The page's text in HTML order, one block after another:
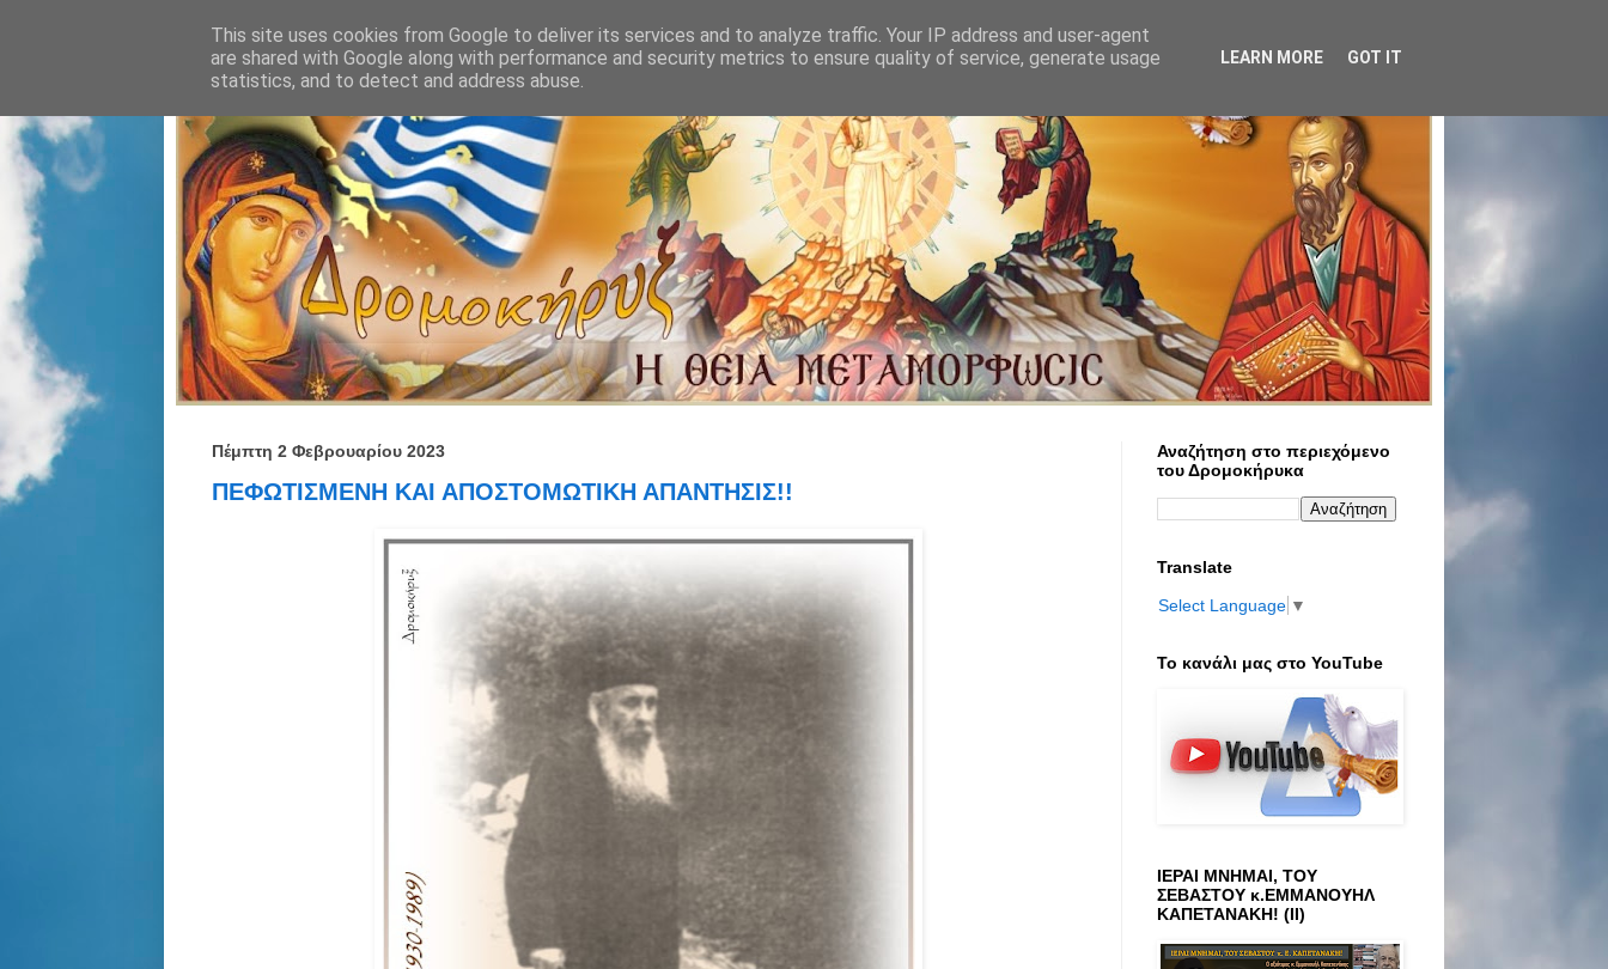
Πέμπτη 2 Φεβρουαρίου 2023
ΠΕΦΩΤΙΣΜΕΝΗ ΚΑΙ ΑΠΟΣΤΟΜΩΤΙΚΗ ΑΠΑΝΤΗΣΙΣ!!
Αναζήτηση στο περιεχόμενο
του Δρομοκήρυκα
Translate
Select Language ▼
Το κανάλι μας στο ΥοuTube
ΙΕΡΑΙ ΜΝΗΜΑΙ, ΤΟΥ
ΣΕΒΑΣΤΟΥ κ.ΕΜΜΑΝΟΥΗΛ
ΚΑΠΕΤΑΝΑΚΗ! (ΙΙ)
This site uses cookies from Google to deliver its services and to analyze traffic. Your IP address and user-agent
are shared with Google along with performance and security metrics to ensure quality of service, generate usage
statistics, and to detect and address abuse.
LEARN MORE GOT IT